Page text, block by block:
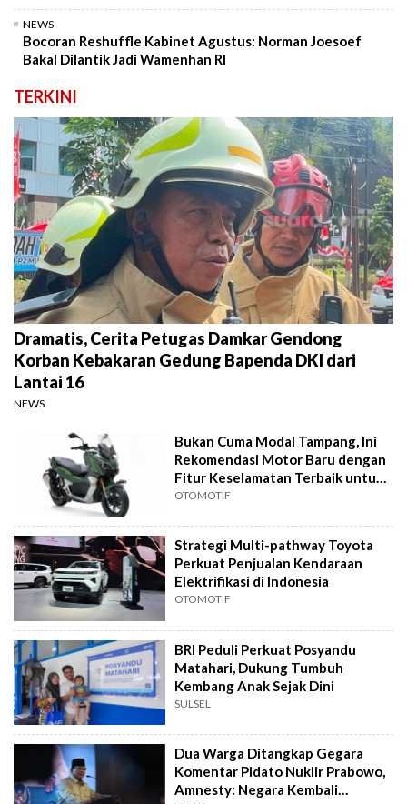
NEWS
Bocoran Reshuffle Kabinet Agustus: Norman Joesoef
Bakal Dilantik Jadi Wamenhan RI
TERKINI
Dramatis, Cerita Petugas Damkar Gendong
Korban Kebakaran Gedung Bapenda DKI dari
Lantai 16
NEWS
Bukan Cuma Modal Tampang, Ini
Rekomendasi Motor Baru dengan
Fitur Keselamatan Terbaik untuk
Harian
OTOMOTIF
Strategi Multi-pathway Toyota
Perkuat Penjualan Kendaraan
Elektrifikasi di Indonesia
OTOMOTIF
BRI Peduli Perkuat Posyandu
Matahari, Dukung Tumbuh
Kembang Anak Sejak Dini
SULSEL
Dua Warga Ditangkap Gegara
Komentar Pidato Nuklir Prabowo,
Amnesty: Negara Kembali